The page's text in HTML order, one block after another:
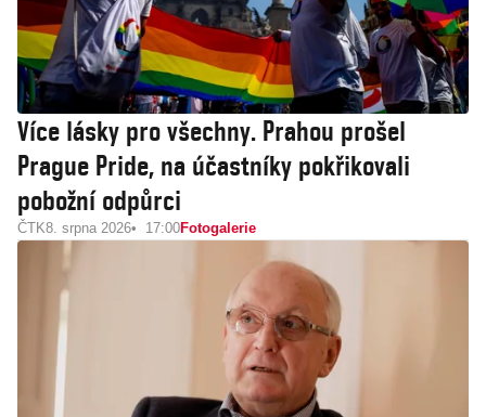
Více lásky pro všechny. Prahou prošel
Prague Pride, na účastníky pokřikovali
pobožní odpůrci
ČTK8. srpna 2026 17:00Fotogalerie